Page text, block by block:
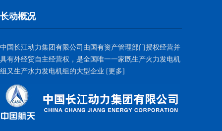
长动概况
中国长江动力集团有限公司由国有资产管理部门授权经营并
具有外经贸自主经营权，是全国唯一一家既生产火力发电机
组又生产水力发电机组的大型企业 [更多]